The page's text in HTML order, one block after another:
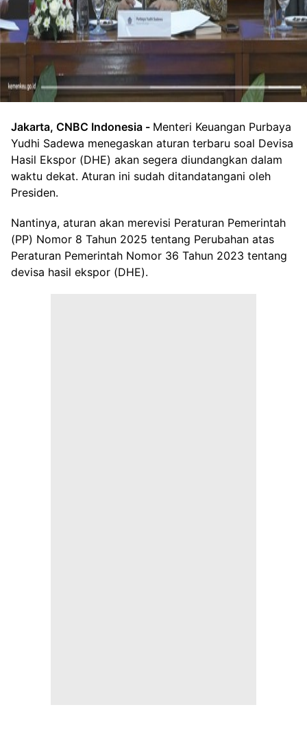
Foto: Menteri Keuangan (Menkeu), Purbaya Yudhi Sadewa dan jajaran
melakukan konferensi pers APBNKITA di Jakarta, Senin (8/1/2026).
(Tangkapan Layar Youtube/Kementerian Keuangan RI)
Jakarta, CNBC Indonesia - Menteri Keuangan Purbaya
Yudhi Sadewa menegaskan aturan terbaru soal Devisa
Hasil Ekspor (DHE) akan segera diundangkan dalam
waktu dekat. Aturan ini sudah ditandatangani oleh
Presiden.
Nantinya, aturan akan merevisi Peraturan Pemerintah
(PP) Nomor 8 Tahun 2025 tentang Perubahan atas
Peraturan Pemerintah Nomor 36 Tahun 2023 tentang
devisa hasil ekspor (DHE).